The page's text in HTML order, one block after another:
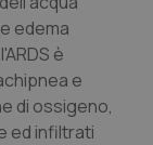
edema
è
e
di ossigeno,
ed infiltrati